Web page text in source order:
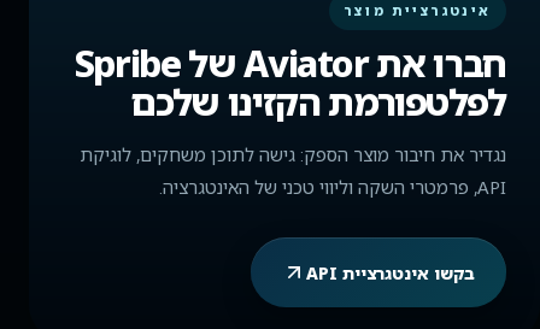
אינטגרציית מוצר
חברו את Aviator של Spribe
לפלטפורמת הקזינו שלכם
נגדיר את חיבור מוצר הספק: גישה לתוכן משחקים, לוגיקת
API, פרמטרי השקה וליווי טכני של האינטגרציה.
בקשו אינטגרציית API